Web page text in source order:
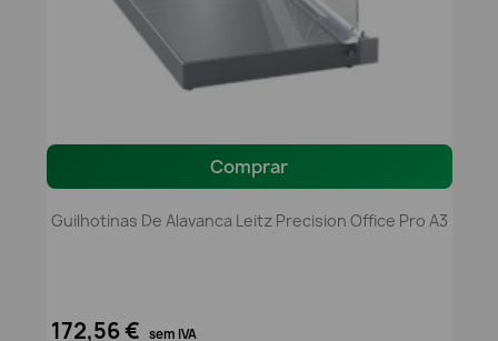
Comprar
Guilhotinas De Alavanca Leitz Precision Office Pro A3
172,56 € sem IVA